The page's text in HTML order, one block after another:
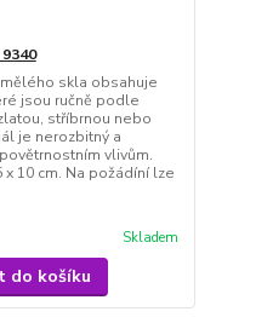
skla obsahuje
jsou ručně podle
stříbrnou nebo
je nerozbitný a
vlivům.
10 cm. Na požádíní lze
Skladem
do košíku